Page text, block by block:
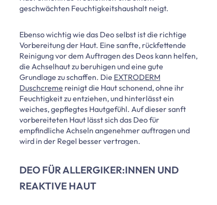
geschwächten Feuchtigkeitshaushalt neigt.
Ebenso wichtig wie das Deo selbst ist die richtige
Vorbereitung der Haut. Eine sanfte, rückfettende
Reinigung vor dem Auftragen des Deos kann helfen,
die Achselhaut zu beruhigen und eine gute
Grundlage zu schaffen. Die EXTRODERM
Duschcreme reinigt die Haut schonend, ohne ihr
Feuchtigkeit zu entziehen, und hinterlässt ein
weiches, gepflegtes Hautgefühl. Auf dieser sanft
vorbereiteten Haut lässt sich das Deo für
empfindliche Achseln angenehmer auftragen und
wird in der Regel besser vertragen.
DEO FÜR ALLERGIKER:INNEN UND
REAKTIVE HAUT